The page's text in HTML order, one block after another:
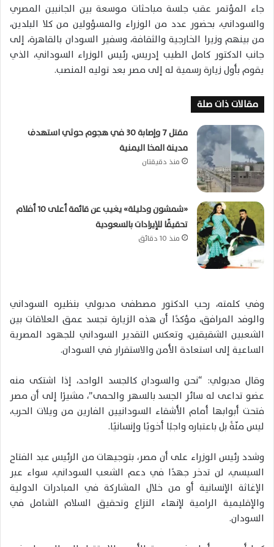
جاء المؤتمر عقب جلسة مباحثات موسعة بين الجانبين المصري
والسوداني، بحضور عدد من الوزراء والمسؤولين من كلا البلدين،
من بينهم وزيرا الخارجية والثقافة، وسفير السودان بالقاهرة، إلى
جانب الدكتور كامل الطيب إدريس، رئيس الوزراء السوداني، الذي
يقوم بأول زيارة رسمية له إلى مصر بعد توليه المنصب.
مقالات ذات صلة
مقتل 7 وإصابة 30 في هجوم حوثي استهدف
مدينة المخا اليمنية
منذ دقيقتان
«شمشون ودليلة» يغيب عن قائمة أعلى 10 أفلام
تحقيقًا للإيرادات بالسعودية
منذ 10 دقائق
وفي كلمته، رحب الدكتور مصطفى مدبولي بنظيره السوداني
والوفد المرافق، مؤكدًا أن هذه الزيارة تجسد عمق العلاقات بين
الشعبين الشقيقين، وتعكس التقدير السوداني للجهود المصرية
الساعية إلى استعادة الأمن والاستقرار في السودان.
وقال مدبولي: “نحن والسودان كالجسد الواحد، إذا اشتكى منه
عضو تداعى له سائر الجسد بالسهر والحمى”، مشيرًا إلى أن مصر
فتحت أبوابها أمام الأشقاء السودانيين الفارين من ويلات الحرب،
ليس منّةً بل باعتباره واجبًا أخويًا وإنسانيًا.
وشدد رئيس الوزراء على أن مصر، بتوجيهات من الرئيس عبد الفتاح
السيسي، لن تدخر جهدًا في دعم الشعب السوداني، سواء عبر
الإغاثة الإنسانية أو من خلال المشاركة في المبادرات الدولية
والإقليمية الرامية لإنهاء النزاع وتحقيق السلام الشامل في
السودان.